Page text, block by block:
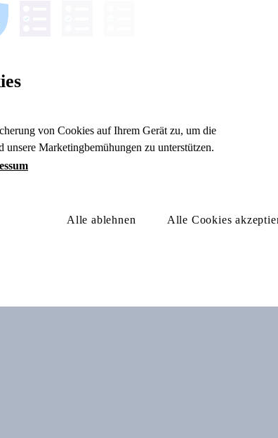
von Cookies auf Ihrem Gerät zu, um die
Marketingbemühungen zu unterstützen.
Alle ablehnen Alle Cookies